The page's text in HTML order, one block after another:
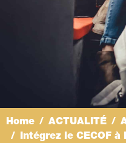
Home ACTUALITÉ
Intégrez le CECOF